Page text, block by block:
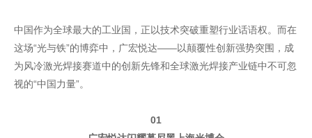
中国作为全球最大的工业国，正以技术突破重塑行业话语权。而在
这场“光与铁”的博弈中，广宏悦达——以颠覆性创新强势突围，成
为风冷激光焊接赛道中的创新先锋和全球激光焊接产业链中不可忽
视的“中国力量”。
01